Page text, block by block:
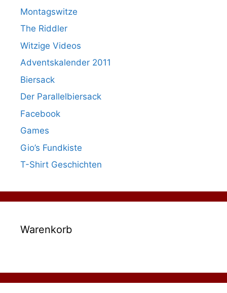
Montagswitze
The Riddler
Witzige Videos
Adventskalender 2011
Biersack
Der Parallelbiersack
Facebook
Games
Gio’s Fundkiste
T-Shirt Geschichten
Warenkorb